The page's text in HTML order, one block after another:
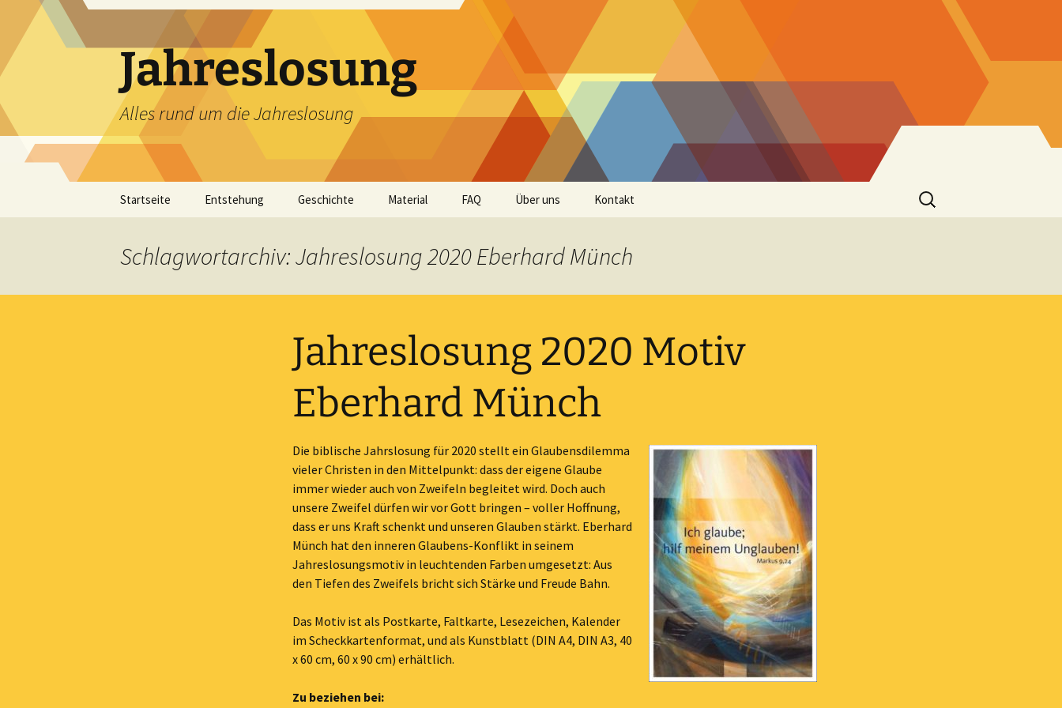
Inhalt
springen
Jahreslosung
Alles rund um die Jahreslosung
Startseite Entstehung Geschichte Material
Audio
Impulse und Predigten
Lieder
Monatssprüche
Noten
Video
Material 2027
Material 2026
Material 2025
Älteres Material
FAQ Über uns Kontakt
Suchen
nach:
Schlagwortarchiv: Jahreslosung 2020 Eberhard Münch
Jahreslosung 2020 Motiv
Eberhard Münch
Die biblische Jahrslosung für 2020 stellt ein Glaubensdilemma
vieler Christen in den Mittelpunkt: dass der eigene Glaube
immer wieder auch von Zweifeln begleitet wird. Doch auch
unsere Zweifel dürfen wir vor Gott bringen – voller Hoffnung,
dass er uns Kraft schenkt und unseren Glauben stärkt. Eberhard
Münch hat den inneren Glaubens-Konflikt in seinem
Jahreslosungsmotiv in leuchtenden Farben umgesetzt: Aus
den Tiefen des Zweifels bricht sich Stärke und Freude Bahn.
Das Motiv ist als Postkarte, Faltkarte, Lesezeichen, Kalender
im Scheckkartenformat, und als Kunstblatt (DIN A4, DIN A3, 40
x 60 cm, 60 x 90 cm) erhältlich.
Zu beziehen bei: